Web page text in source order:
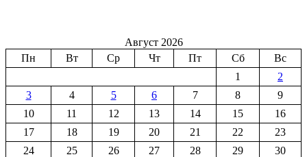
Август 2026
Пн
Вт Ср Чт Пт Сб
Вс
1
2
3
4 5 6 7 8
9
10
11 12 13 14 15
16
17
18 19 20 21 22
23
24
25 26 27 28 29
30